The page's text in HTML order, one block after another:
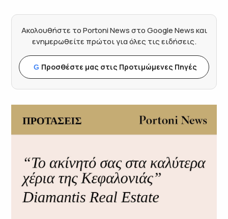
Ακολουθήστε το Portoni News στο Google News και
ενημερωθείτε πρώτοι για όλες τις ειδήσεις.
G Προσθέστε μας στις Προτιμώμενες Πηγές